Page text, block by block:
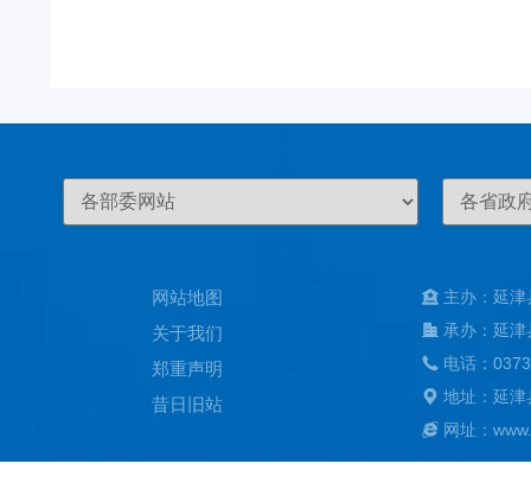
网站地图
关于我们
郑重声明
昔日旧站
主办：延
承办：延
电话：
地址：延
网址：